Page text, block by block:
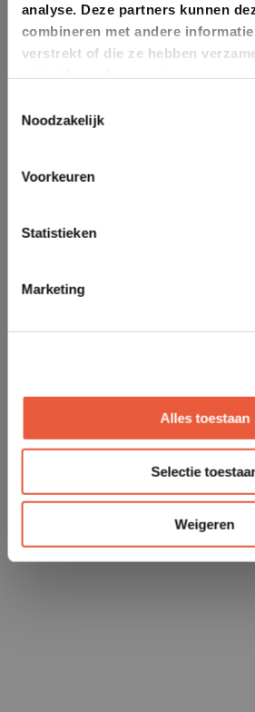
analyse. Deze partners kunnen
combineren met andere
verstrekt of die ze hebben
Noodzakelijk
Voorkeuren
Statistieken
Marketing
Alles toestaan
Selectie
Weigeren